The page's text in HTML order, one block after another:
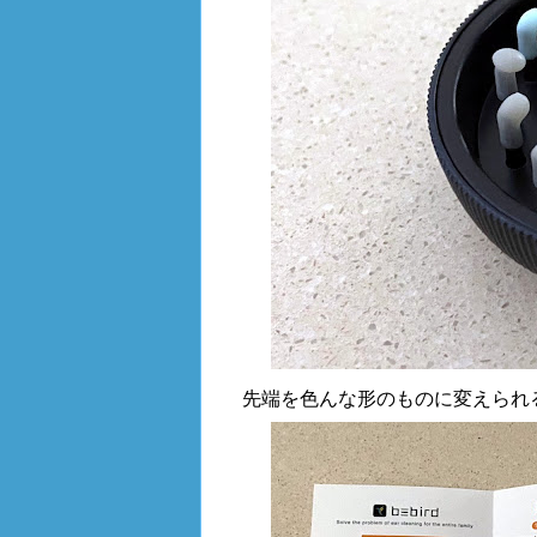
先端を色んな形のものに変えら